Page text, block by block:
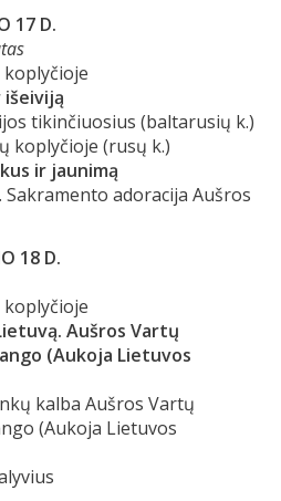
17 D.
koplyčioje
išeiviją
tikinčiuosius (baltarusių k.)
koplyčioje (rusų k.)
ir jaunimą
Sakramento adoracija Aušros
18 D.
koplyčioje
Aušros Vartų
(Aukoja Lietuvos
kalba Aušros Vartų
(Aukoja Lietuvos